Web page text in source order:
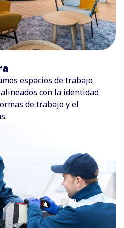
espacios de trabajo
con la identidad
de trabajo y el